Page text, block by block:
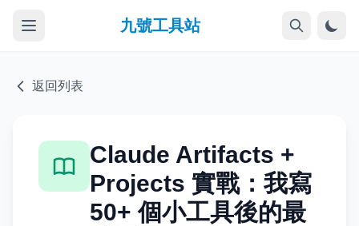
九號工具站
返回列表
Claude Artifacts +
Projects 實戰：我寫
50+ 個小工具後的最